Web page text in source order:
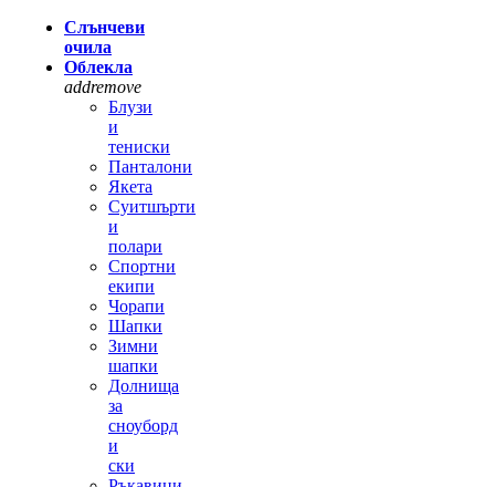
Слънчеви
очила
Облекла
addremove
Блузи
и
тениски
Панталони
Якета
Суитшърти
и
полари
Спортни
екипи
Чорапи
Шапки
Зимни
шапки
Долнища
за
сноуборд
и
ски